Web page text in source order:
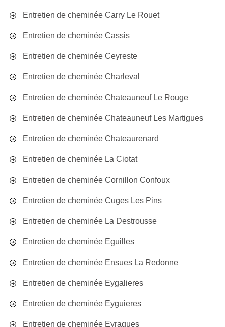
Entretien de cheminée Carry Le Rouet
Entretien de cheminée Cassis
Entretien de cheminée Ceyreste
Entretien de cheminée Charleval
Entretien de cheminée Chateauneuf Le Rouge
Entretien de cheminée Chateauneuf Les Martigues
Entretien de cheminée Chateaurenard
Entretien de cheminée La Ciotat
Entretien de cheminée Cornillon Confoux
Entretien de cheminée Cuges Les Pins
Entretien de cheminée La Destrousse
Entretien de cheminée Eguilles
Entretien de cheminée Ensues La Redonne
Entretien de cheminée Eygalieres
Entretien de cheminée Eyguieres
Entretien de cheminée Eyragues